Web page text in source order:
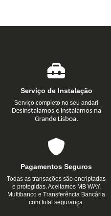
Serviço de Instalação
Serviço completo no seu andar!
Desinstalamos e instalamos na
Grande Lisboa.
Pagamentos Seguros
Todas as transações são encriptadas
e protegidas. Aceitamos MB WAY,
Multibanco e Transferência Bancária
com total segurança.